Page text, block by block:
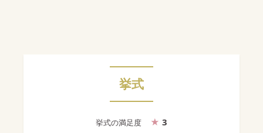
挙式
挙式の満足度 3